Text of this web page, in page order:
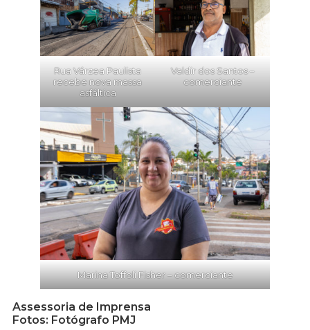
Rua Várzea Paulista
recebe nova massa
asfáltica
Valdir dos Santos –
comerciante
Marina Toffoli Fisher – comerciante
Assessoria de Imprensa
Fotos: Fotógrafo PMJ